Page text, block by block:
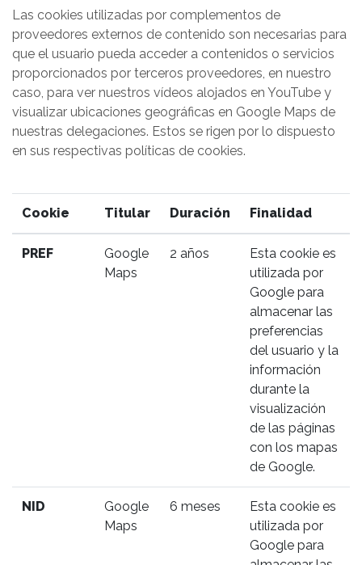
Las cookies utilizadas por complementos de
proveedores externos de contenido son necesarias para
que el usuario pueda acceder a contenidos o servicios
proporcionados por terceros proveedores, en nuestro
caso, para ver nuestros vídeos alojados en YouTube y
visualizar ubicaciones geográficas en Google Maps de
nuestras delegaciones. Estos se rigen por lo dispuesto
en sus respectivas políticas de cookies.
Cookie Titular Duración Finalidad
PREF
Google
Maps
2 años
Esta cookie es
utilizada por
Google para
almacenar las
preferencias
del usuario y la
información
durante la
visualización
de las páginas
con los mapas
de Google.
NID
Google
Maps
6 meses
Esta cookie es
utilizada por
Google para